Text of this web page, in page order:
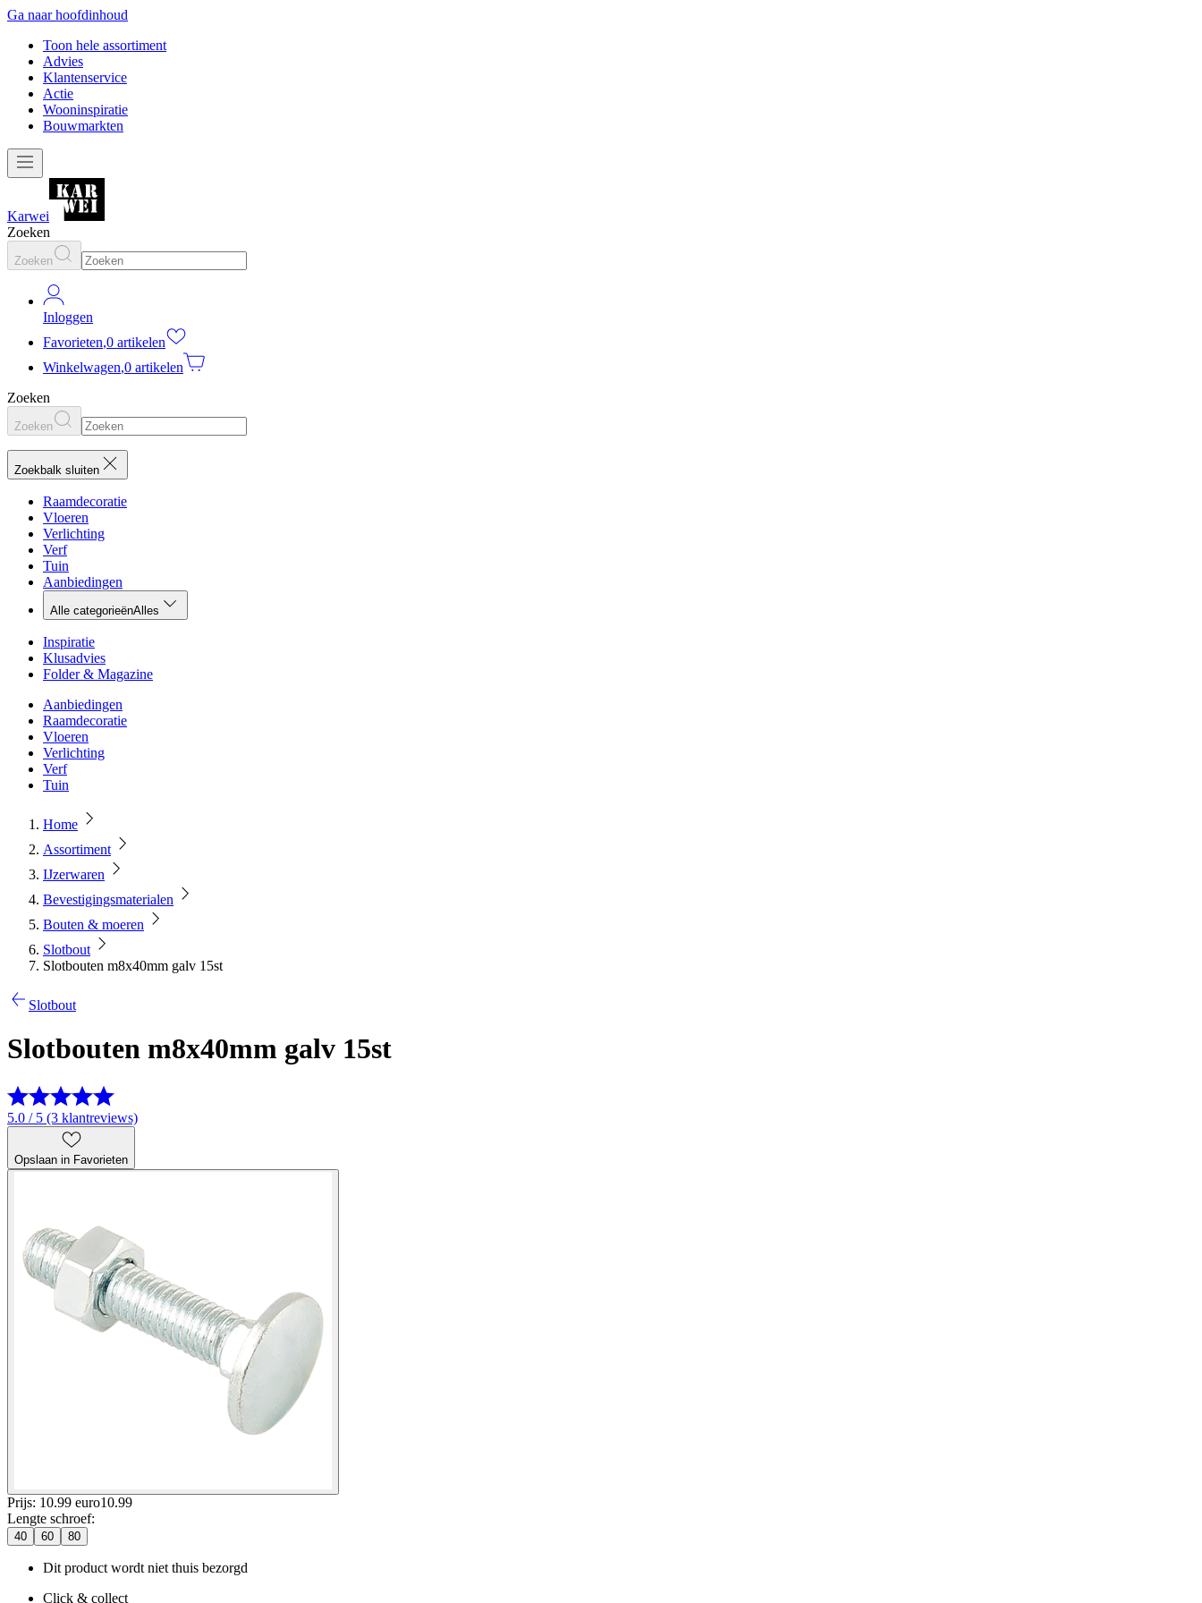
Ga naar hoofdinhoud
Toon hele assortiment
Advies
Klantenservice
Actie
Wooninspiratie
Bouwmarkten
Karwei
Zoeken
Zoeken
Inloggen
Favorieten,0 artikelen
Winkelwagen,0 artikelen
Zoeken
Zoeken
Zoekbalk sluiten
Raamdecoratie
Vloeren
Verlichting
Verf
Tuin
Aanbiedingen
Alle categorieënAlles
Inspiratie
Klusadvies
Folder & Magazine
Aanbiedingen
Raamdecoratie
Vloeren
Verlichting
Verf
Tuin
Home
Assortiment
IJzerwaren
Bevestigingsmaterialen
Bouten & moeren
Slotbout
Slotbouten m8x40mm galv 15st
Slotbout
Slotbouten m8x40mm galv 15st
5.0 / 5 (3 klantreviews)
Opslaan in Favorieten
Prijs: 10.99 euro10.99
Lengte schroef:
40 60 80
Dit product wordt niet thuis bezorgd
Click & collect